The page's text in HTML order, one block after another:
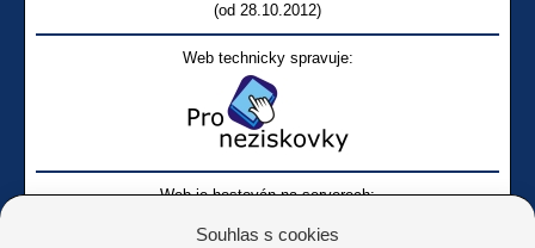
(od 28.10.2012)
Web technicky spravuje:
Web je hostován na serverech:
Souhlas s cookies